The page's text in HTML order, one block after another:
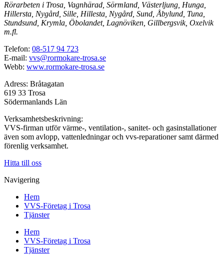
Rörarbeten i Trosa, Vagnhärad, Sörmland, Västerljung, Hunga,
Hillersta, Nygård, Sille, Hillesta, Nygård, Sund, Åbylund, Tuna,
Stundsund, Krymla, Öbolandet, Lagnöviken, Gillbergsvik, Oxelvik
m.fl.
Telefon: 08-517 94 723
E-mail: vvs@rormokare-trosa.se
Webb: www.rormokare-trosa.se
Adress: Bråtagatan
619 33 Trosa
Södermanlands Län
Verksamhetsbeskrivning:
VVS-firman utför värme-, ventilation-, sanitet- och gasinstallationer
även som avlopp, vattenledningar och vvs-reparationer samt därmed
förenlig verksamhet.
Hitta till oss
Navigering
Hem
VVS-Företag i Trosa
Tjänster
Hem
VVS-Företag i Trosa
Tjänster